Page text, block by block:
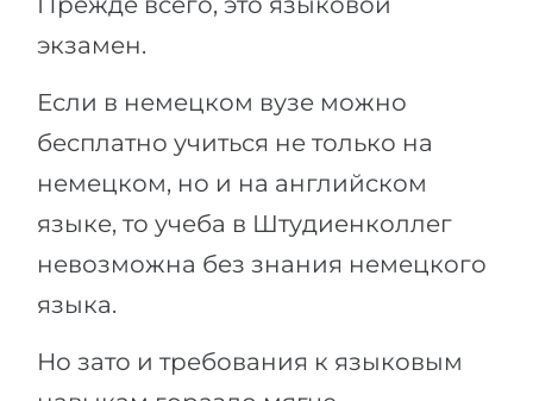
экзамен.
Если в немецком вузе можно
бесплатно учиться не только на
немецком, но и на английском
языке, то учеба в Штудиенколлег
невозможна без знания немецкого
языка.
Но зато и требования к языковым